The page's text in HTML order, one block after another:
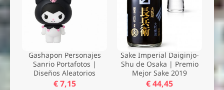
Gashapon Personajes
Sanrio Portafotos |
Diseños Aleatorios
€ 7,15
Sake Imperial Daiginjo-
Shu de Osaka | Premio
Mejor Sake 2019
€ 44,45